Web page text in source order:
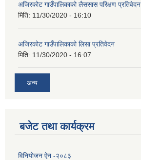
अजिरकोट गाउँपालिकाको लैससास परिक्षण प्रतिवेदन
मिति: 11/30/2020 - 16:10
अजिरकोट गाउँपालिकाको लिसा प्रतिवेदन
मिति: 11/30/2020 - 16:07
अन्य
बजेट तथा कार्यक्रम
विनियोजन ऐन -२०८३